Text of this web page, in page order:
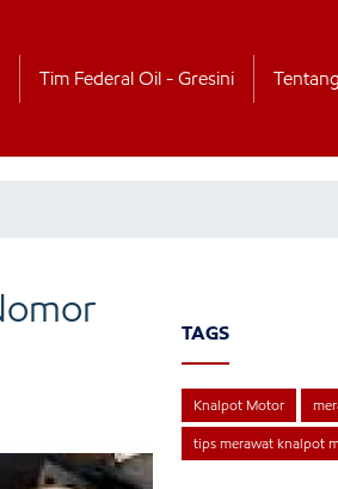
Tim Federal Oil - Gresini
TAGS
Knalpot Motor
tips merawat knalpot